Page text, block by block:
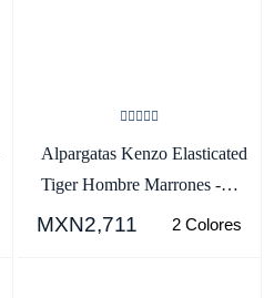
Alpargatas Kenzo Elasticated
Tiger Hombre Marrones -
SKU.1093075
MXN2,711 2 Colores